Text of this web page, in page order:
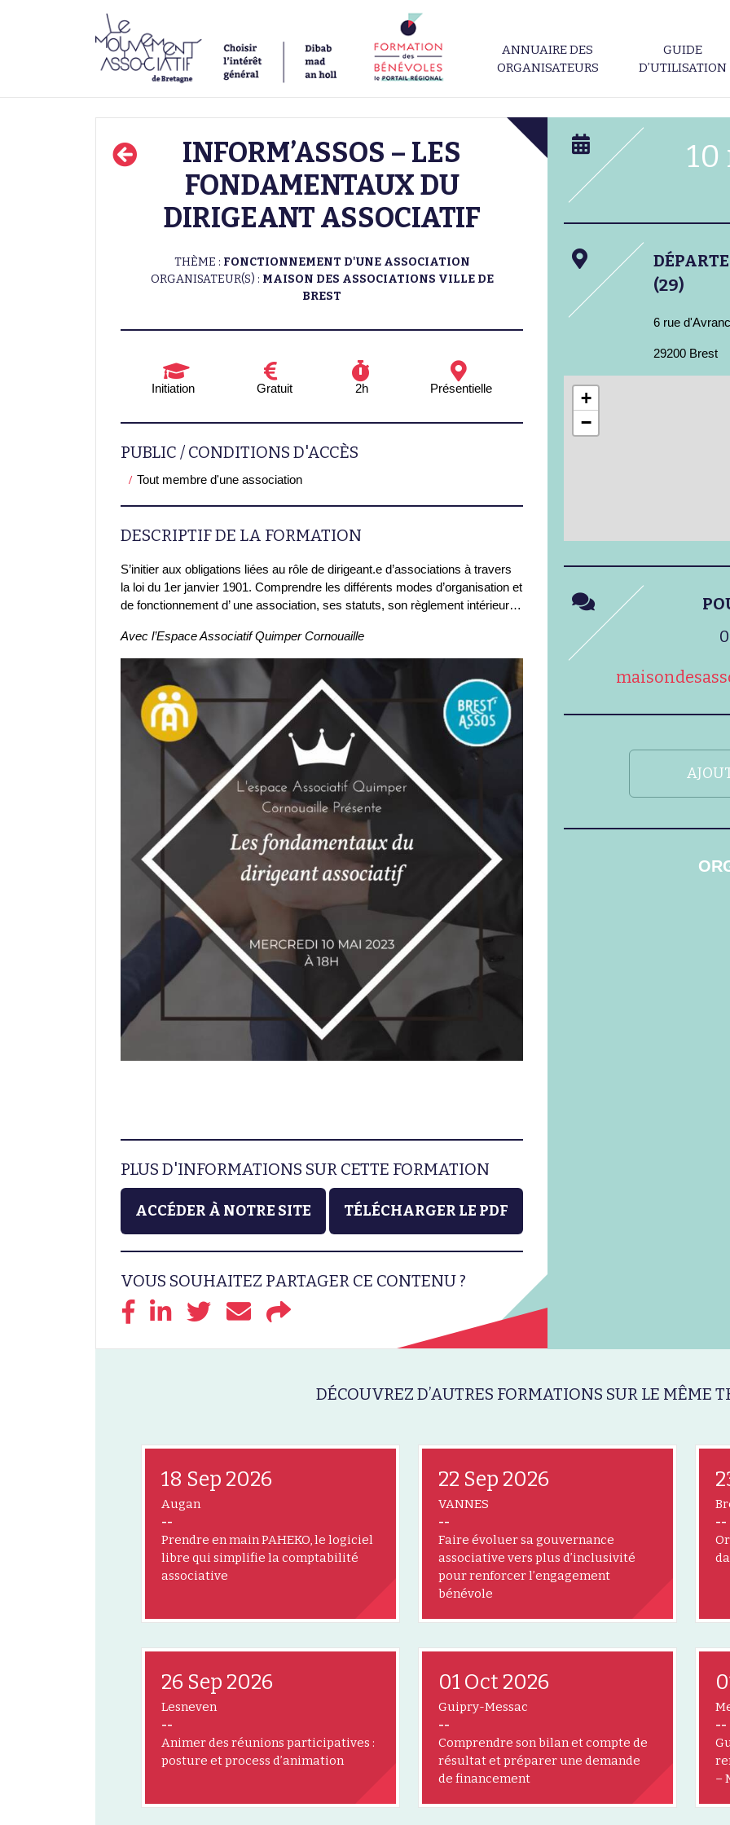
ANNUAIRE DES
ORGANISATEURS
GUIDE
D’UTILISATION
INFORM’ASSOS – LES
FONDAMENTAUX DU
DIRIGEANT ASSOCIATIF
THÈME : FONCTIONNEMENT D'UNE ASSOCIATION
ORGANISATEUR(S) : MAISON DES ASSOCIATIONS VILLE DE
BREST
Initiation Gratuit 2h Présentielle
PUBLIC / CONDITIONS D'ACCÈS
Tout membre d'une association
DESCRIPTIF DE LA FORMATION
S’initier aux obligations liées au rôle de dirigeant.e d’associations à travers
la loi du 1er janvier 1901. Comprendre les différents modes d’organisation et
de fonctionnement d’ une association, ses statuts, son règlement intérieur…
Avec l’Espace Associatif Quimper Cornouaille
PLUS D'INFORMATIONS SUR CETTE FORMATION
ACCÉDER À NOTRE SITE TÉLÉCHARGER LE PDF
VOUS SOUHAITEZ PARTAGER CE CONTENU ?
10
(29)
6 rue
29200 Brest
+
−
DÉCOUVREZ D’AUTRES FORMATIONS SUR LE MÊME
18 Sep 2026
Augan
--
Prendre en main PAHEKO, le logiciel
libre qui simplifie la comptabilité
associative
22 Sep 2026
VANNES
--
Faire évoluer sa gouvernance
associative vers plus d’inclusivité
pour renforcer l’engagement
bénévole
--
26 Sep 2026
Lesneven
--
Animer des réunions participatives :
posture et process d’animation
01 Oct 2026
Guipry-Messac
--
Comprendre son bilan et compte de
résultat et préparer une demande
de financement
--
–